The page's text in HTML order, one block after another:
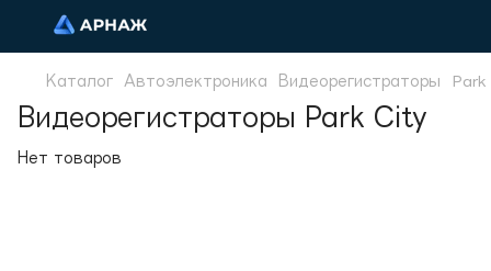
Каталог Автоэлектроника Видеорегистраторы
Видеорегистраторы Park City
Нет товаров